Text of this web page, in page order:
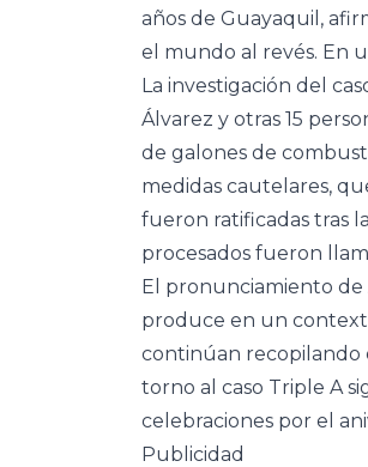
años de Guayaquil,
el mundo al revés. En
La investigación del
Álvarez y otras 15
de galones de
medidas cautelares,
fueron ratificadas tras
procesados fueron
El pronunciamiento de
produce en un
continúan recopilando
torno al caso Triple A
celebraciones por el
Publicidad